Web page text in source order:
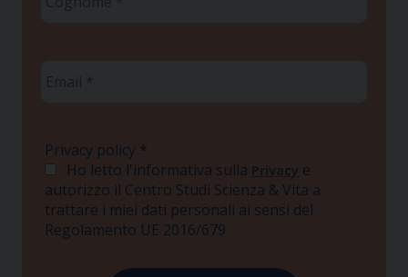
Privacy policy *
Ho letto l'informativa sulla Privacy e
autorizzo il Centro Studi Scienza & Vita a
trattare i miei dati personali ai sensi del
Regolamento UE 2016/679